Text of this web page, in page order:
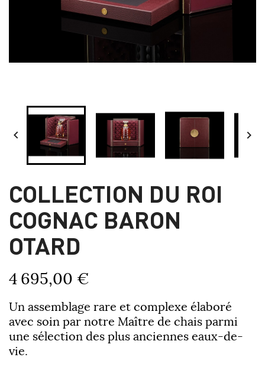
 
COLLECTION DU ROI
COGNAC BARON
OTARD
4 695,00 €
Un assemblage rare et complexe élaboré
avec soin par notre Maître de chais parmi
une sélection des plus anciennes eaux-de-
vie.